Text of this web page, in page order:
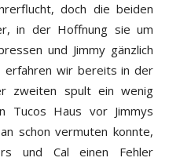
doch die beiden
in der Hoffnung sie um
und Jimmy gänzlich
erfahren wir bereits in der
zweiten spult ein wenig
Tucos Haus vor Jimmys
schon vermuten konnte,
und Cal einen Fehler